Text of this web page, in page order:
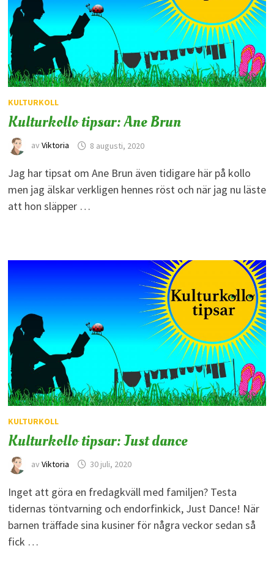
KULTURKOLL
Kulturkollo tipsar: Ane Brun
av Viktoria 8 augusti, 2020
Jag har tipsat om Ane Brun även tidigare här på kollo
men jag älskar verkligen hennes röst och när jag nu läste
att hon släpper …
KULTURKOLL
Kulturkollo tipsar: Just dance
av Viktoria 30 juli, 2020
Inget att göra en fredagkväll med familjen? Testa
tidernas töntvarning och endorfinkick, Just Dance! När
barnen träffade sina kusiner för några veckor sedan så
fick …